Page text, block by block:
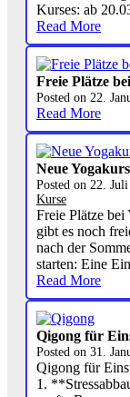
Kurses: ab
Read More
Freie Plätze
Posted on 22.
Read More
Neue
Posted on 22.
Kurse
Freie Plätze
gibt es noch
nach der
starten: Eine
Read More
Qigong für
Posted on 31.
Qigong für
1.